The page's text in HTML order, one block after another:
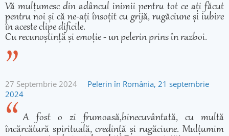
Vă mulțumesc din adâncul inimii pentru tot ce ați făcut
pentru noi și că ne-ați însoțit cu grijă, rugăciune și iubire
în aceste clipe dificile.
Cu recunoștință și emoție - un pelerin prins în razboi.
27 Septembrie 2024
Pelerin în România, 21 septembrie
2024
A fost o zi frumoasă,binecuvântată, cu multă
încărcătură spirituală, credință și rugăciune. Mulțumim